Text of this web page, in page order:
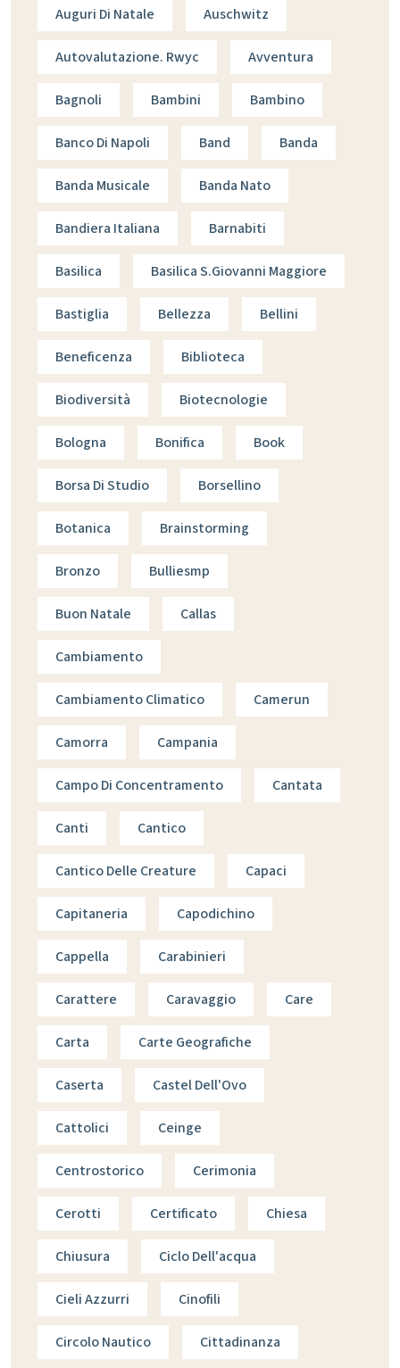
Auguri Di Natale Auschwitz
Autovalutazione. Rwyc Avventura
Bagnoli Bambini Bambino
Banco Di Napoli Band Banda
Banda Musicale Banda Nato
Bandiera Italiana Barnabiti
Basilica Basilica S.giovanni Maggiore
Bastiglia Bellezza Bellini
Beneficenza Biblioteca
Biodiversità Biotecnologie
Bologna Bonifica Book
Borsa Di Studio Borsellino
Botanica Brainstorming
Bronzo Bulliesmp
Buon Natale Callas
Cambiamento
Cambiamento Climatico Camerun
Camorra Campania
Campo Di Concentramento Cantata
Canti Cantico
Cantico Delle Creature Capaci
Capitaneria Capodichino
Cappella Carabinieri
Carattere Caravaggio Care
Carta Carte Geografiche
Caserta Castel Dell'Ovo
Cattolici Ceinge
Centrostorico Cerimonia
Cerotti Certificato Chiesa
Chiusura Ciclo Dell'acqua
Cieli Azzurri Cinofili
Circolo Nautico Cittadinanza